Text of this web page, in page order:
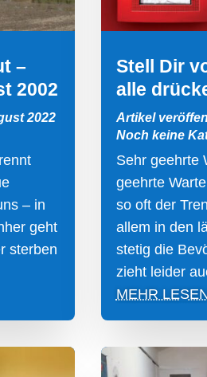
–
2002
2022
– in
geht
sterben
Stell Dir
alle
Artikel
Noch keine
Sehr geehrte
geehrte
so oft der
allem in den
stetig die
zieht leider
MEHR